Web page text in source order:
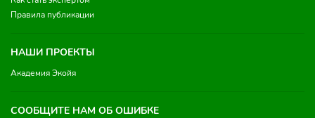
Правила публикации
НАШИ ПРОЕКТЫ
Академия Экойя
СООБЩИТЕ НАМ ОБ ОШИБКЕ